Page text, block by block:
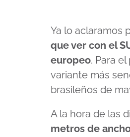
Ya lo aclaramos
que ver con el
europeo. Para
variante más
brasileños de
A la hora de las
metros de